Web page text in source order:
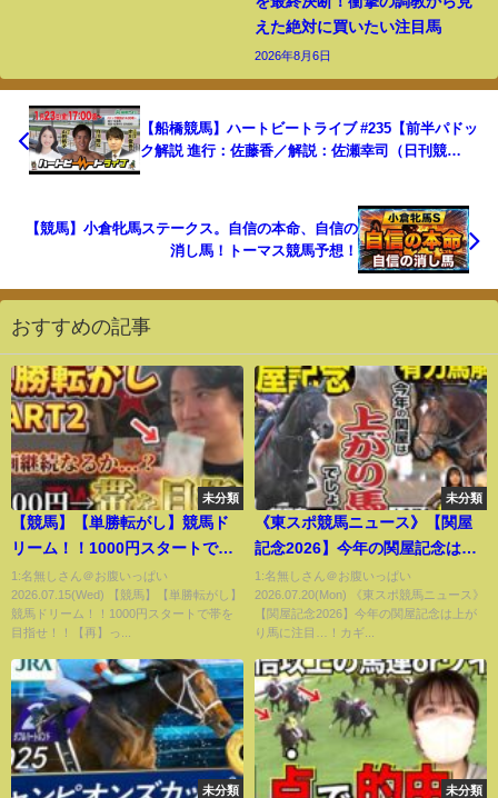
えた絶対に買いたい注目馬
2026年8月6日
【船橋競馬】ハートビートライブ #235【前半パドッ
ク解説 進行：佐藤香／解説：佐瀬幸司（日刊競
【競馬】小倉牝馬ステークス。自信の本命、自信の
消し馬！トーマス競馬予想！
おすすめの記事
未分類
【競馬】【単勝転がし】競馬ド
リーム！！1000円スタートで帯
を目指せ！！【再】
1:名無しさん＠お腹いっぱい
2026.07.15(Wed) 【競馬】【単勝転がし】
競馬ドリーム！！1000円スタートで帯を
目指せ！！【再】っ...
未分類
《東スポ競馬ニュース》【関屋
記念2026】今年の関屋記念は上
がり馬に注目…！カギはストー
ムキャット？木村厩舎？競馬記
者が徹底解説します！
1:名無しさん＠お腹いっぱい
2026.07.20(Mon) 《東スポ競馬ニュース》
【関屋記念2026】今年の関屋記念は上が
り馬に注目…！カギ...
未分類 未分類